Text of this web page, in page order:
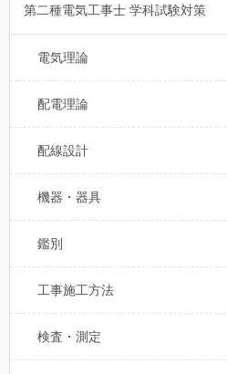
第二種電気工事士 学科試験対策
電気理論
配電理論
配線設計
機器・器具
鑑別
工事施工方法
検査・測定